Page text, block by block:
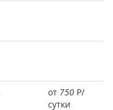
от 750 Р/
сутки